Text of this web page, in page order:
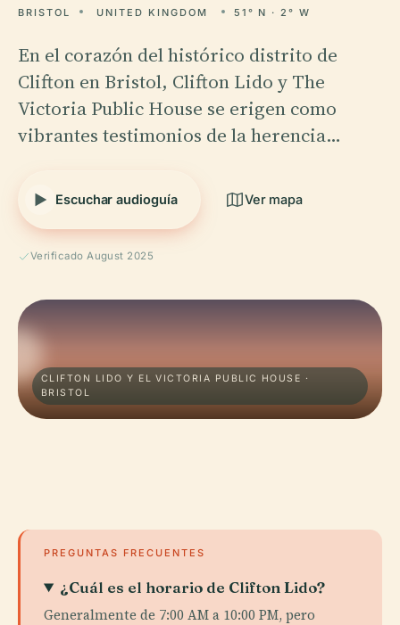
BRISTOL UNITED KINGDOM 51° N · 2° W
En el corazón del histórico distrito de
Clifton en Bristol, Clifton Lido y The
Victoria Public House se erigen como
vibrantes testimonios de la herencia…
Escuchar audioguía Ver mapa
Verificado August 2025
CLIFTON LIDO Y EL VICTORIA PUBLIC HOUSE ·
BRISTOL
PREGUNTAS FRECUENTES
¿Cuál es el horario de Clifton Lido?
Generalmente de 7:00 AM a 10:00 PM, pero